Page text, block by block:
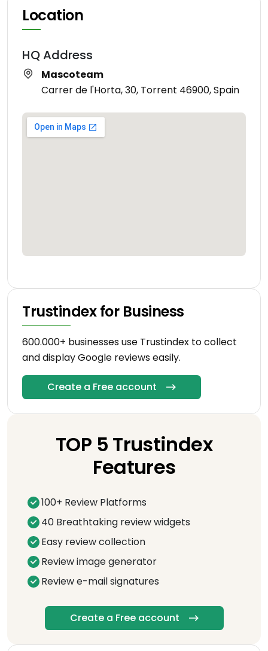
Location
HQ Address
Mascoteam
Carrer de l'Horta, 30, Torrent 46900, Spain
Trustindex for Business
600.000+ businesses use Trustindex to collect
and display Google reviews easily.
Create a Free account
TOP 5 Trustindex
Features
100+ Review Platforms
40 Breathtaking review widgets
Easy review collection
Review image generator
Review e-mail signatures
Create a Free account